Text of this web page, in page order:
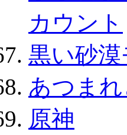
カウント
黒い砂
あつま
原神